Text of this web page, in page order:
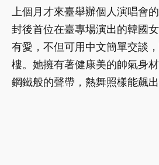
上個月才來臺舉辦個人演唱會
封後首位在臺專場演出的韓國
有愛，不但可用中文簡單交談
樓。她擁有著健康美的帥氣身
鋼鐵般的聲帶，熱舞照樣能飆出